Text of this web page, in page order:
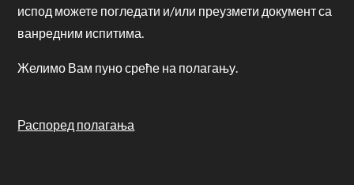
испод можете погледати и/или преузмети документ са
ванредним испитима.
Желимо Вам пуно среће на полагању.
Распоред полагања